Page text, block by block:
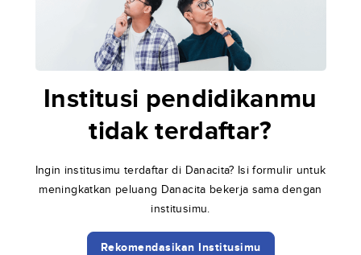
Institusi pendidikanmu
tidak terdaftar?
Ingin institusimu terdaftar di Danacita? Isi formulir untuk
meningkatkan peluang Danacita bekerja sama dengan
institusimu.
Rekomendasikan Institusimu